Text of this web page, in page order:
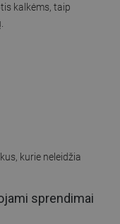
kalkėms, taip
kurie neleidžia
sprendimai